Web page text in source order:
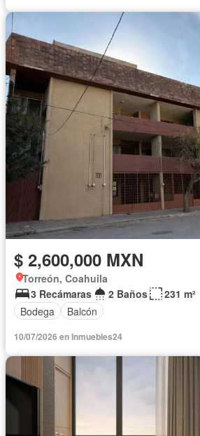
$ 2,600,000 MXN
Torreón, Coahuila
3 Recámaras
2 Baños
231 m²
Bodega
Balcón
10/07/2026 en Inmuebles24